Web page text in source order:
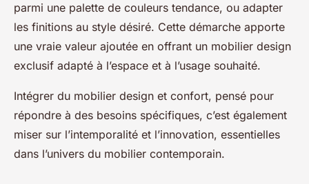
parmi une palette de couleurs tendance, ou adapter
les finitions au style désiré. Cette démarche apporte
une vraie valeur ajoutée en offrant un mobilier design
exclusif adapté à l’espace et à l’usage souhaité.
Intégrer du mobilier design et confort, pensé pour
répondre à des besoins spécifiques, c’est également
miser sur l’intemporalité et l’innovation, essentielles
dans l’univers du mobilier contemporain.